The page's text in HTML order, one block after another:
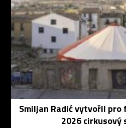
Smiljan Radić vytvořil
2026 cirkusový